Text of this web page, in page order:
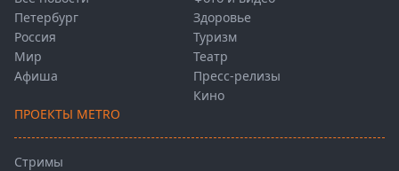
Петербург
Россия
Мир
Афиша
Здоровье
Туризм
Театр
Пресс-релизы
Кино
ПРОЕКТЫ METRO
Стримы